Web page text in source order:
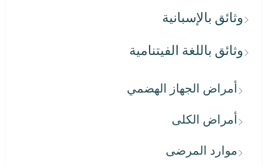
وثائق بالإسبانية
وثائق باللغة الفيتنامية
أمراض الجهاز الهضمي
أمراض الكلى
موارد المرضى